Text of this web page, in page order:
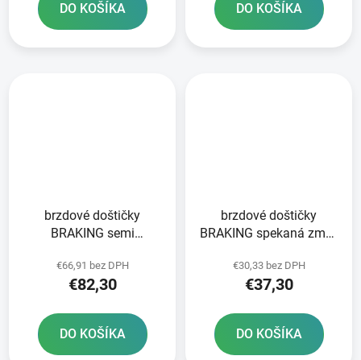
DO KOŠÍKA DO KOŠÍKA
brzdové doštičky
BRAKING semi
ks v balení
€66,91 bez DPH
€82,30
DO KOŠÍKA
brzdové doštičky
BRAKING spekaná zmes
€30,33 bez DPH
€37,30
DO KOŠÍKA